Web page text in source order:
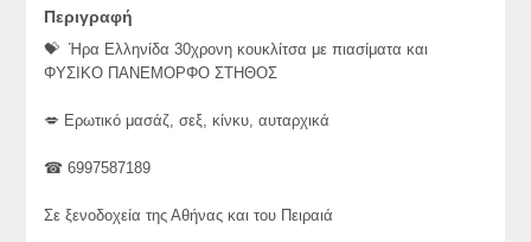
Περιγραφή
💝 Ήρα Ελληνίδα 30χρονη κουκλίτσα με πιασίματα και
ΦΥΣΙΚΟ ΠΑΝΕΜΟΡΦΟ ΣΤΗΘΟΣ
💋 Ερωτικό μασάζ, σεξ, κίνκυ, αυταρχικά
☎ 6997587189
Σε ξενοδοχεία της Αθήνας και του Πειραιά